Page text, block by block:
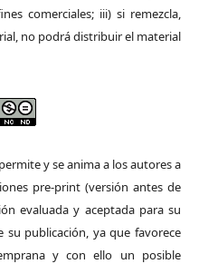
comerciales; iii) si remezcla,
no podrá distribuir el material
y se anima a los autores a
pre-print (versión antes de
evaluada y aceptada para su
su publicación, ya que favorece
y con ello un posible